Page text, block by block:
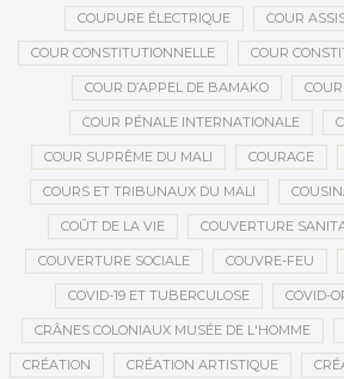
COUPURE ÉLECTRIQUE COUR
COUR CONSTITUTIONNELLE COUR
COUR D’APPEL DE BAMAKO
COUR PÉNALE INTERNATIONALE
COUR SUPRÊME DU MALI COURAGE
COURS ET TRIBUNAUX DU MALI
COÛT DE LA VIE COUVERTURE
COUVERTURE SOCIALE COUVRE-FEU
COVID-19 ET TUBERCULOSE COVID-
CRÂNES COLONIAUX MUSÉE DE L'HOMME
CRÉATION CRÉATION ARTISTIQUE